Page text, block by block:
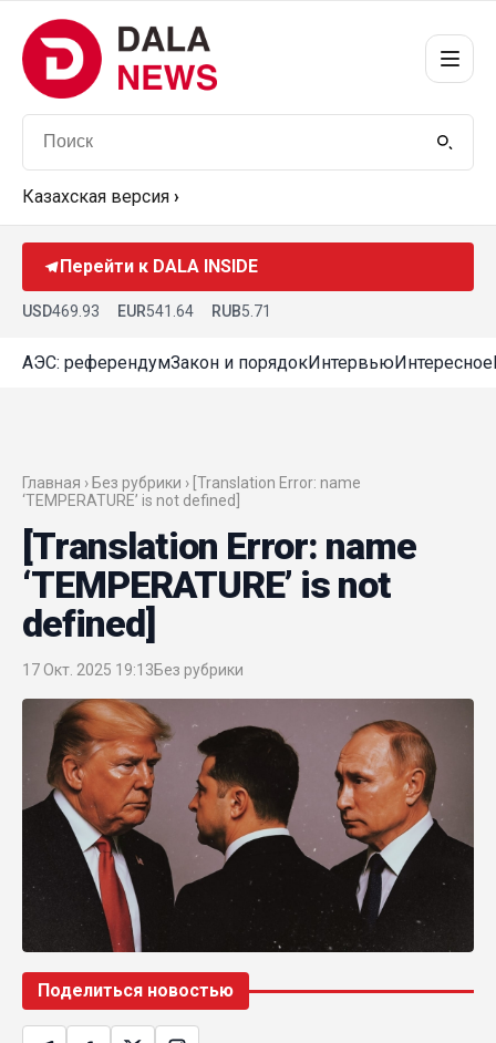
Казахская версия ›
Перейти к DALA INSIDE
USD469.93 EUR541.64 RUB5.71
АЭС: референдумЗакон и порядокИнтервьюИнтересное
Главная › Без рубрики › [Translation Error: name
‘TEMPERATURE’ is not defined]
[Translation Error: name
‘TEMPERATURE’ is not
defined]
17 Окт. 2025 19:13Без рубрики
Поделиться новостью